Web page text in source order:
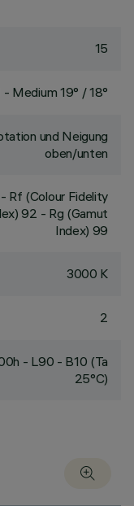
15
- Medium 19° / 18°
und Neigung
oben/unten
- Rf (Colour Fidelity
92 - Rg (Gamut
Index) 99
3000 K
2
- L90 - B10 (Ta
25°C)